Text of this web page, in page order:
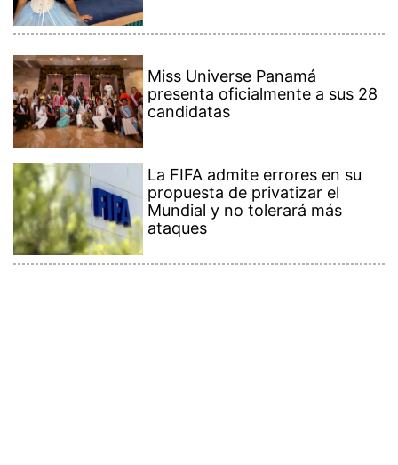
Miss Universe Panamá
presenta oficialmente a sus 28
candidatas
La FIFA admite errores en su
propuesta de privatizar el
Mundial y no tolerará más
ataques